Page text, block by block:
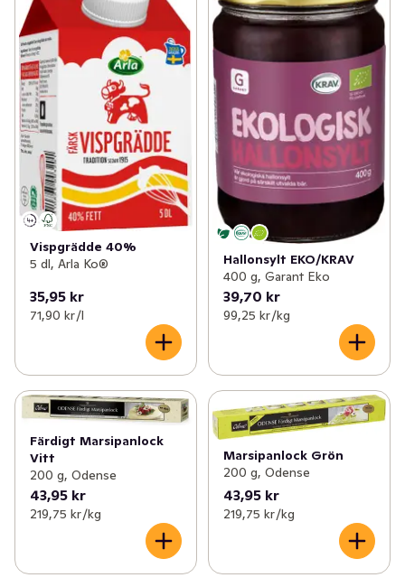
Vispgrädde 40%
5 dl, Arla Ko®
35,95 kr
71,90 kr /l
Hallonsylt EKO/KRAV
400 g, Garant Eko
39,70 kr
99,25 kr /kg
Färdigt Marsipanlock
Vitt
200 g, Odense
43,95 kr
219,75 kr /kg
Marsipanlock Grön
200 g, Odense
43,95 kr
219,75 kr /kg